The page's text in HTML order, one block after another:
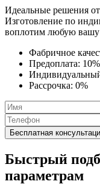
Идеальные решения
Изготовление по
воплотим любую вашу
Фабричное
Предоплата: 10%
Рассрочка: 0%
Быстрый
параметрам